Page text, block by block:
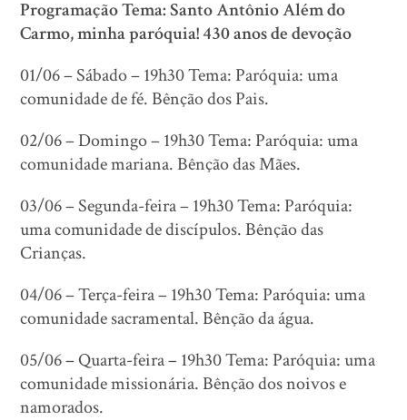
Programação Tema: Santo Antônio Além do
Carmo, minha paróquia! 430 anos de devoção
01/06 – Sábado – 19h30 Tema: Paróquia: uma
comunidade de fé. Bênção dos Pais.
02/06 – Domingo – 19h30 Tema: Paróquia: uma
comunidade mariana. Bênção das Mães.
03/06 – Segunda-feira – 19h30 Tema: Paróquia:
uma comunidade de discípulos. Bênção das
Crianças.
04/06 – Terça-feira – 19h30 Tema: Paróquia: uma
comunidade sacramental. Bênção da água.
05/06 – Quarta-feira – 19h30 Tema: Paróquia: uma
comunidade missionária. Bênção dos noivos e
namorados.